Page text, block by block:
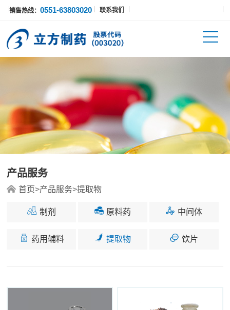
销售热线：0551-63803020 联系我们
产品服务
首页>产品服务>提取物
制剂 原料药 中间体
药用辅料 提取物 饮片